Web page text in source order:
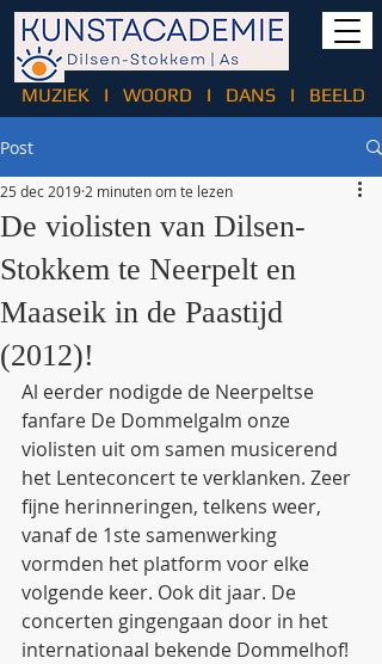
MUZIEK I WOORD I DANS I BEELD
Post
De violisten van Dilsen-
Stokkem te Neerpelt en
Maaseik in de Paastijd
(2012)!
25 dec 2019 2 minuten om te lezen
Al eerder nodigde de Neerpeltse
fanfare De Dommelgalm onze
violisten uit om samen musicerend
het Lenteconcert te verklanken. Zeer
fijne herinneringen, telkens weer,
vanaf de 1ste samenwerking
vormden het platform voor elke
volgende keer. Ook dit jaar. De
concerten gingengaan door in het
internationaal bekende Dommelhof!